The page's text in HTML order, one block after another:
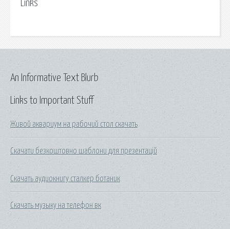
Links
Links to Important Stuff
Живой аквариум на рабочий стол скачать
Скачати безкоштовно шаблони для презентацій
Скачать аудиокнигу сталкер ботаник
Скачать музыку на телефон вк
An Informative Text Blurb